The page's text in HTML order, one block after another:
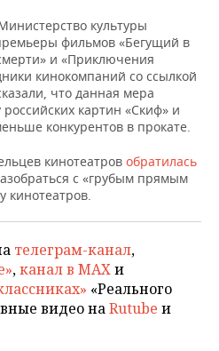
культуры
фильмов «Бегущий в
и «Приключения
кинокомпаний со ссылкой
что данная мера
картин «Скиф» и
конкурентов в прокате.
кинотеатров обратилась
с «грубым прямым
кинотеатров.
телеграм-канал,
,канал в MAXи
«Реального
видео наRutube и